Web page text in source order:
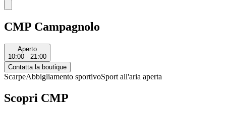
CMP Campagnolo
Aperto
10:00 - 21:00
Contatta la boutique
ScarpeAbbigliamento sportivoSport all'aria aperta
Scopri CMP